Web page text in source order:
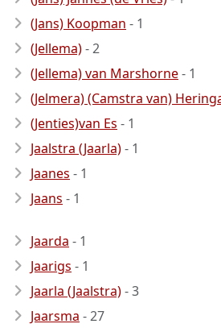
(Jans) Koopman - 1
(Jellema)- 2
(Jellema) van Marshorne- 1
(Jelmera) (Camstra van)
(Jenties)van Es - 1
Jaalstra (Jaarla)- 1
Jaanes - 1
Jaans - 1
Jaarda - 1
Jaarigs - 1
Jaarla (Jaalstra)- 3
Jaarsma - 27